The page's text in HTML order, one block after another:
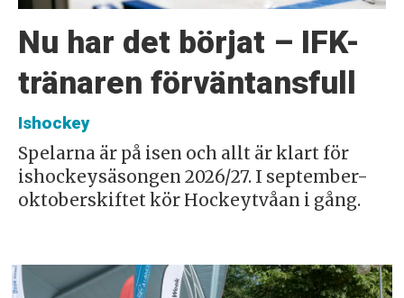
Nu har det börjat – IFK-
tränaren förväntansfull
Ishockey
Spelarna är på isen och allt är klart för
ishockeysäsongen 2026/27. I september-
oktoberskiftet kör Hockeytvåan i gång.